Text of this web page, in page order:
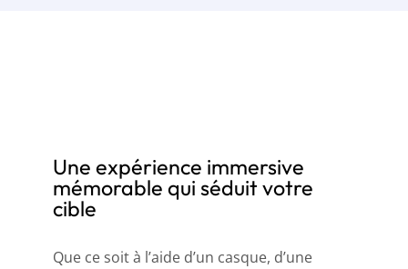
Une expérience immersive
mémorable qui séduit votre
cible
Que ce soit à l’aide d’un casque, d’une